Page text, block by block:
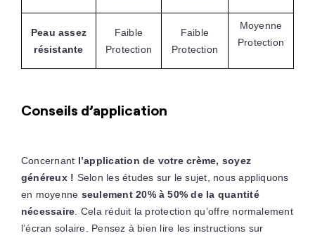
Peau assez
résistante
Faible
Protection
Faible
Protection
Moyenne
Protection
Conseils d’application
Concernant l’application de votre crème, soyez
généreux ! Selon les études sur le sujet, nous appliquons
en moyenne seulement 20% à 50% de la quantité
nécessaire . Cela réduit la protection qu’offre normalement
l’écran solaire. Pensez à bien lire les instructions sur